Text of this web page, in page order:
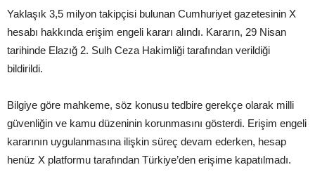
Yaklaşık 3,5 milyon takipçisi bulunan Cumhuriyet gazetesinin X
hesabı hakkında erişim engeli kararı alındı. Kararın, 29 Nisan
tarihinde Elazığ 2. Sulh Ceza Hakimliği tarafından verildiği
bildirildi.
Bilgiye göre mahkeme, söz konusu tedbire gerekçe olarak milli
güvenliğin ve kamu düzeninin korunmasını gösterdi. Erişim engeli
kararının uygulanmasına ilişkin süreç devam ederken, hesap
henüz X platformu tarafından Türkiye’den erişime kapatılmadı.